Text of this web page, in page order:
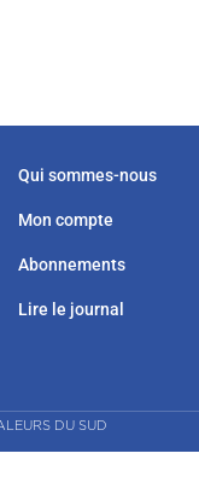
Qui sommes-nous
Mon compte
Abonnements
Lire le journal
DU SUD